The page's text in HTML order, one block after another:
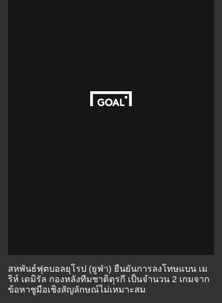
สหพันธ์ฟุตบอลยุโรป (ยูฟ่า) ยืนยันการลงโทษแบน เม
ริห์ เดมิรัล กองหลังทีมชาติตุรกี เป็นจำนวน 2 เกมจาก
ข้อหาชูมือเชิงสัญลักษณ์ไม่เหมาะสม